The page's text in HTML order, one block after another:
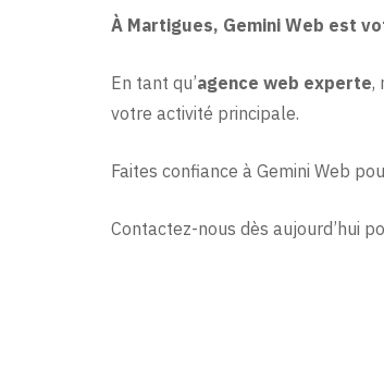
À Martigues, Gemini Web est
En tant qu’agence web experte,
votre activité principale.
Faites confiance à Gemini Web
Contactez-nous dès aujourd’hui